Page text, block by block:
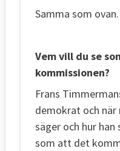
Samma som ovan.
Vem vill du se
kommissionen?
Frans
demokrat och när
säger och hur
som att det